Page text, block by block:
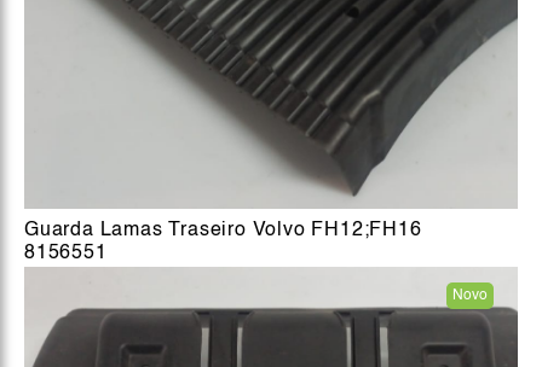
Guarda Lamas Traseiro Volvo FH12;FH16
8156551
Novo